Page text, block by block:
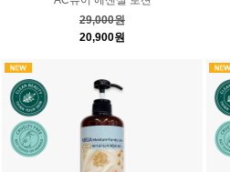
29,000원
20,900원